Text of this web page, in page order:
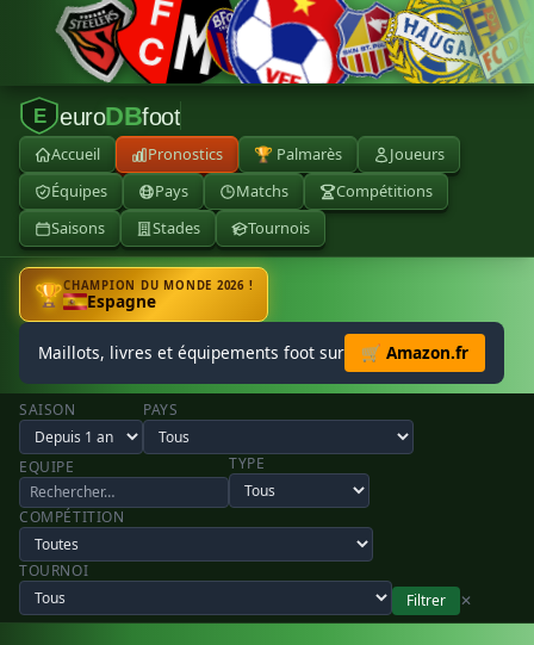
E euroDBfoot
Accueil Pronostics 🏆 Palmarès
Joueurs
Équipes
Pays Matchs
Compétitions
Saisons
Stades Tournois
🏆CHAMPION DU MONDE 2026 !
Espagne
Maillots, livres et équipements foot sur 🛒 Amazon.fr
SAISON PAYS
EQUIPE TYPE
COMPÉTITION
TOURNOI
Filtrer
✕